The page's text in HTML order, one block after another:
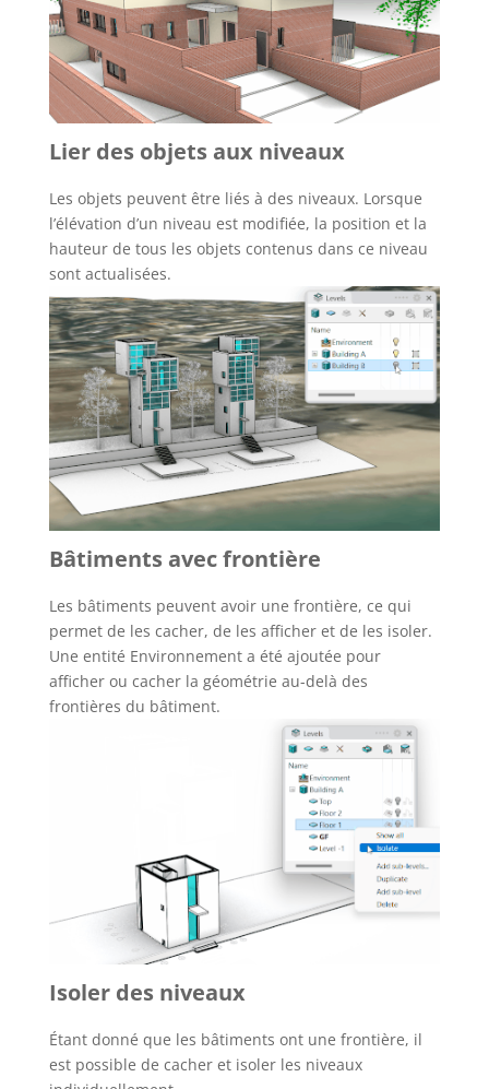
Lier des objets aux niveaux
Les objets peuvent être liés à des niveaux. Lorsque
l’élévation d’un niveau est modifiée, la position et la
hauteur de tous les objets contenus dans ce niveau
sont actualisées.
Bâtiments avec frontière
Les bâtiments peuvent avoir une frontière, ce qui
permet de les cacher, de les afficher et de les isoler.
Une entité Environnement a été ajoutée pour
afficher ou cacher la géométrie au-delà des
frontières du bâtiment.
Isoler des niveaux
Étant donné que les bâtiments ont une frontière, il
est possible de cacher et isoler les niveaux